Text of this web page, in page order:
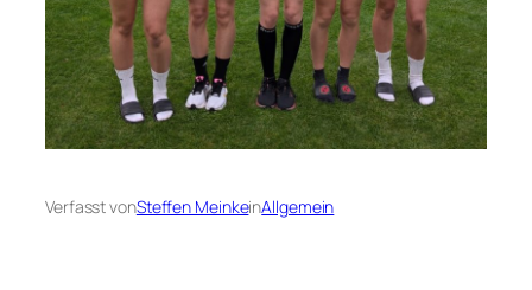
Verfasst vonSteffen MeinkeinAllgemein